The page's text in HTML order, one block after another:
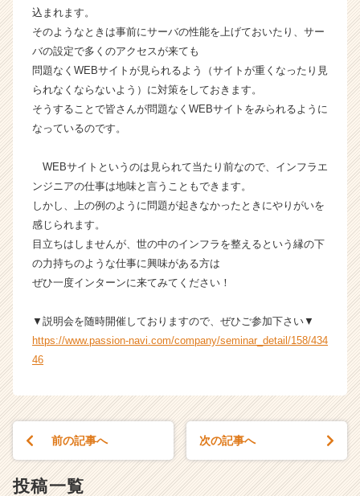
e
r
C
a
r
込まれます。
そのようなときは事前にサーバの性能を上げておいたり、サー
バの設定で多くのアクセスが来ても
問題なくWEBサイトが見られるよう（サイトが重くなったり見
られなくならないよう）に対策をしておきます。
そうすることで皆さんが問題なくWEBサイトをみられるように
なっているのです。
WEBサイトというのは見られて当たり前なので、インフラエ
ンジニアの仕事は地味と言うこともできます。
しかし、上の例のように問題が起きなかったときにやりがいを
感じられます。
目立ちはしませんが、世の中のインフラを整えるという縁の下
の力持ちのような仕事に興味がある方は
ぜひ一度インターンに来てみてください！
▼説明会を随時開催しておりますので、ぜひご参加下さい▼
https://www.passion-navi.com/company/seminar_detail/158/434
46
前の記事へ 次の記事へ
投稿一覧